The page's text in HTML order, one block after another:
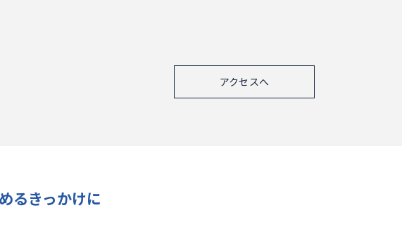
アクセスへ
るきっかけに